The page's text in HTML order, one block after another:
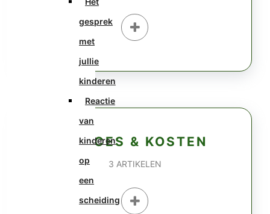
gesprek
met
jullie
kinderen
Reactie
van
kinderen
op
een
scheiding
PROCES & KOSTEN
3 ARTIKELEN